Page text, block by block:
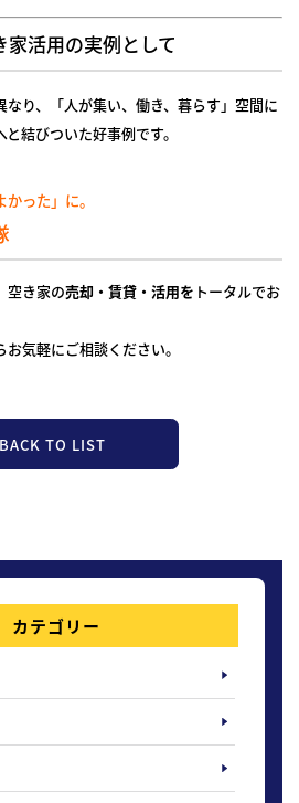
活用の実例として
り、「人が集い、働き、暮らす」空間に
結びついた好事例です。
った」に。
空き家の売却・賃貸・活用を トータルでお
お気軽にご相談ください。
BACK TO LIST
カテゴリー